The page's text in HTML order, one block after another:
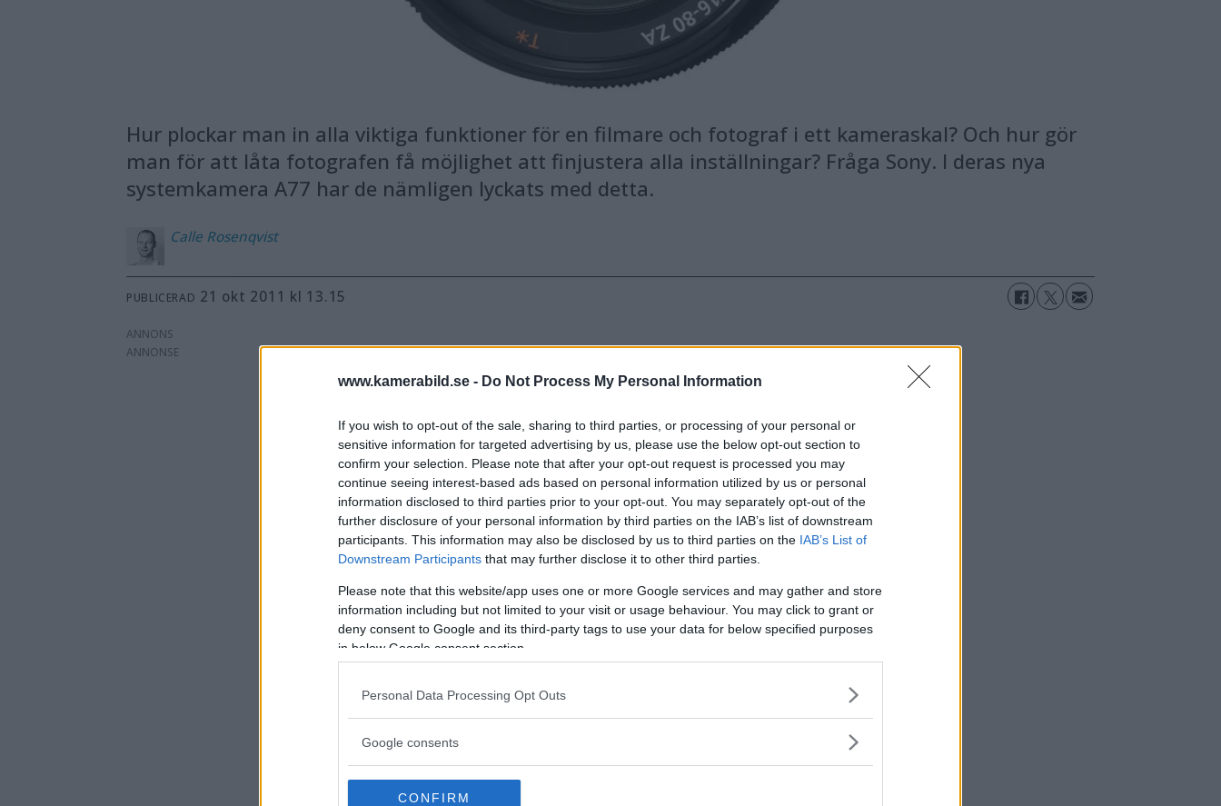
www.kamerabild.se - Do Not Process My Personal Information
If you wish to opt-out of the sale, sharing to third parties, or processing of your personal or
sensitive information for targeted advertising by us, please use the below opt-out section to
confirm your selection. Please note that after your opt-out request is processed you may
continue seeing interest-based ads based on personal information utilized by us or personal
information disclosed to third parties prior to your opt-out. You may separately opt-out of the
further disclosure of your personal information by third parties on the IAB’s list of downstream
participants. This information may also be disclosed by us to third parties on the IAB’s List of
Downstream Participants that may further disclose it to other third parties.
Please note that this website/app uses one or more Google services and may gather and store
information including but not limited to your visit or usage behaviour. You may click to grant or
deny consent to Google and its third-party tags to use your data for below specified purposes
in below Google consent section.
Personal Data Processing Opt Outs
Google consents
CONFIRM
Hur plockar man in alla viktiga funktioner för en filmare och fotograf i ett kameraskal? Och hur gör
man för att låta fotografen få möjlighet att finjustera alla inställningar? Fråga Sony. I deras nya
systemkamera A77 har de nämligen lyckats med detta.
Calle Rosenqvist
PUBLICERAD 21 okt 2011 kl 13.15
ANNONS